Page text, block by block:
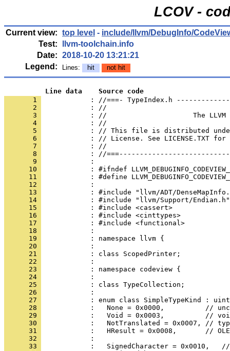
LCOV -
Current view: top level - include/llvm/DebugInfo/
Test:
llvm-toolchain.info
Date: 2018-10-20 13:21:21
Legend:
Lines: hit not hit
          Line data    Source code
       1
: //===- TypeIndex.h
       2
       3
       4
       5
       6
       7
       8
       9
      10
      11
      12
      13
      14
      15
      16
      17
      18
      19
      20
      21
      22
      23
      24
      25
      26
      27
      28
      29
      30
      31
      32
      33